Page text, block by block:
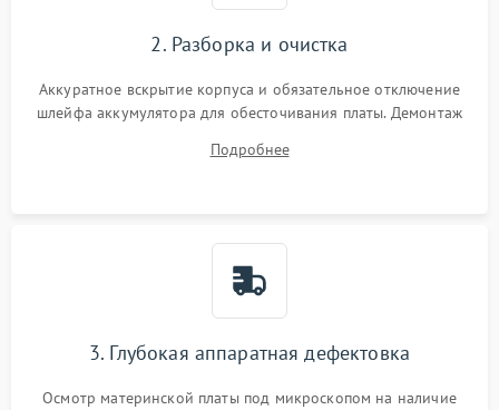
2. Разборка и очистка
Аккуратное вскрытие корпуса и обязательное отключение
шлейфа аккумулятора для обесточивания платы. Демонтаж
высохшей термопасты с кристаллов чипов.
Подробнее
3. Глубокая аппаратная дефектовка
Осмотр материнской платы под микроскопом на наличие